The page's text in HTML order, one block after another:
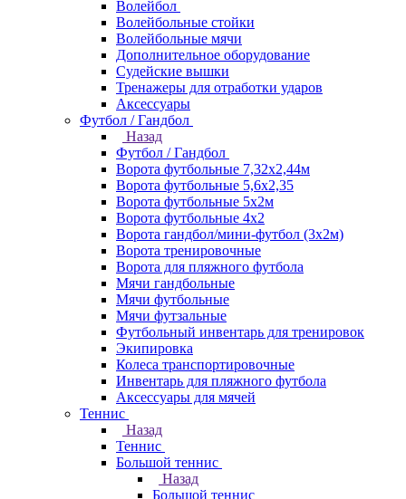
Волейбол
Волейбольные стойки
Волейбольные мячи
Дополнительное оборудование
Судейские вышки
Тренажеры для отработки ударов
Аксессуары
Футбол / Гандбол
Назад
Футбол / Гандбол
Ворота футбольные 7,32х2,44м
Ворота футбольные 5,6х2,35
Ворота футбольные 5х2м
Ворота футбольные 4х2
Ворота гандбол/мини-футбол (3х2м)
Ворота тренировочные
Ворота для пляжного футбола
Мячи гандбольные
Мячи футбольные
Мячи футзальные
Футбольный инвентарь для тренировок
Экипировка
Колеса транспортировочные
Инвентарь для пляжного футбола
Аксессуары для мячей
Теннис
Назад
Теннис
Большой теннис
Назад
Большой теннис